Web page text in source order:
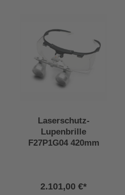
Laserschutz-
Lupenbrille
F27P1G04 420mm
2.101,00 €*